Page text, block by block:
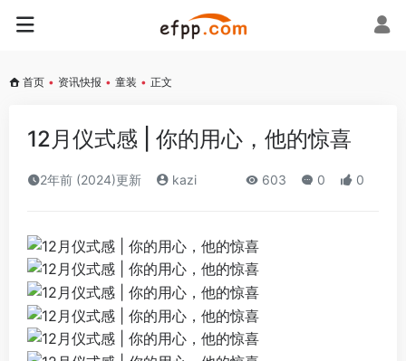
首页 • 资讯快报 • 童装 • 正文
12月仪式感 | 你的用心，他的惊喜
2年前 (2024)更新 kazi 603 0 0